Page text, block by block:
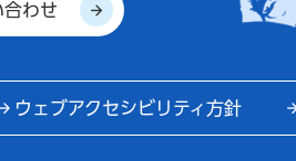
合わせ
ウェブアクセシビリティ方針